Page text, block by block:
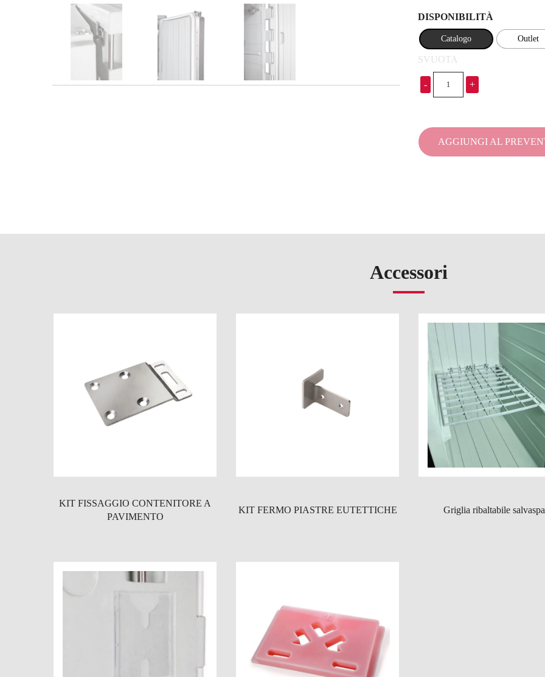
DISPONIBILITÀ
Catalogo Outlet
SVUOTA
-
Contenitore
CARGO
500
+
AGGIUNGI AL
Accessori
KIT FISSAGGIO CONTENITORE A
PAVIMENTO
KIT FERMO PIASTRE EUTETTICHE Griglia ribaltabile